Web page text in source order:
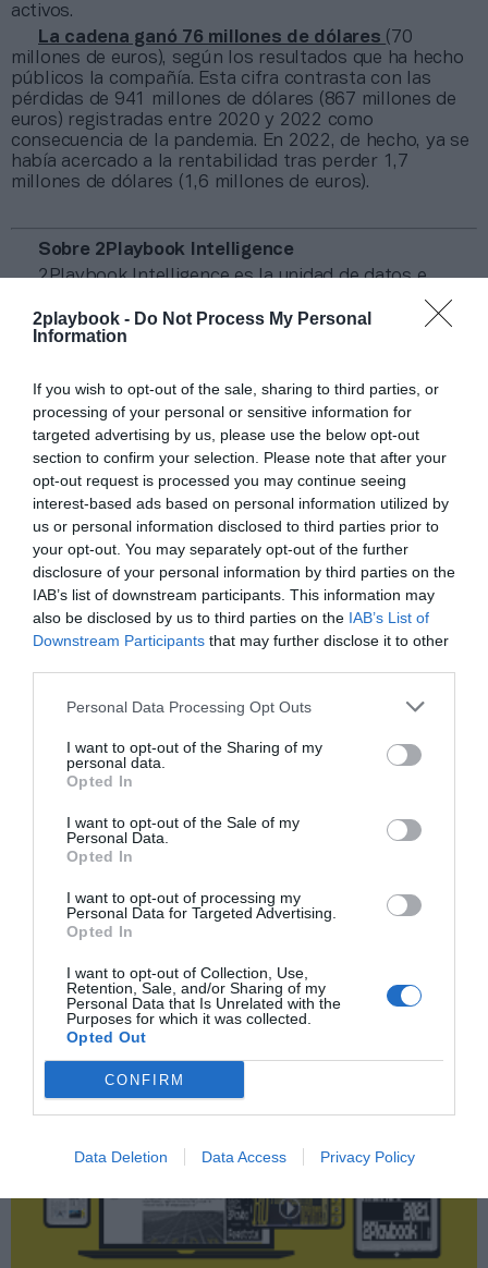
2playbook - Do Not Process My Personal
Information
If you wish to opt-out of the sale, sharing to third parties, or
processing of your personal or sensitive information for
targeted advertising by us, please use the below opt-out
section to confirm your selection. Please note that after your
opt-out request is processed you may continue seeing
interest-based ads based on personal information utilized by
us or personal information disclosed to third parties prior to
your opt-out. You may separately opt-out of the further
disclosure of your personal information by third parties on the
IAB’s list of downstream participants. This information may
also be disclosed by us to third parties on the IAB’s List of
Downstream Participants that may further disclose it to other
Personal Data Processing Opt Outs
I want to opt-out of the Sharing of my
personal data.
Opted In
I want to opt-out of the Sale of my
Personal Data.
Opted In
I want to opt-out of processing my
Personal Data for Targeted Advertising.
Opted In
I want to opt-out of Collection, Use,
Retention, Sale, and/or Sharing of my
Personal Data that Is Unrelated with the
Purposes for which it was collected.
Opted Out
CONFIRM
Data Deletion Data Access Privacy Policy
2P
Life Time
activos.
La cadena ganó 76 millones de dólares (70
millones de euros), según los resultados que ha hecho
públicos la compañía. Esta cifra contrasta con las
pérdidas de 941 millones de dólares (867 millones de
euros) registradas entre 2020 y 2022 como
consecuencia de la pandemia. En 2022, de hecho, ya se
había acercado a la rentabilidad tras perder 1,7
millones de dólares (1,6 millones de euros).
Sobre 2Playbook Intelligence
2Playbook Intelligencees la unidad de datos e
inteligencia de mercado de 2Playbook, cuya plataforma
de datos monitoriza en tiempo real el negocio de más
de una treintena de gestoras de instalaciones
contacta con nosotros a través de
intelligence@2playbook.com
Añadir 2Playbook
como fuente preferida de Google
de forma gratuita
Mantente informado con las últimas noticias de actualidad.
ACTIVAR AHORA
Compartir
Publicidad
2Playbook Club